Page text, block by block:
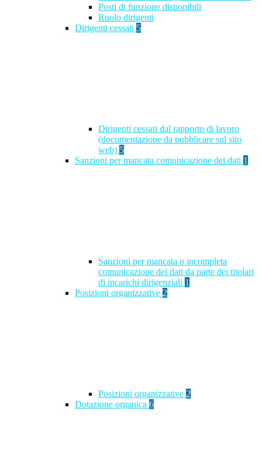
Posti di funzione disponibili
Ruolo dirigenti
Dirigenti cessati 5
Dirigenti cessati dal rapporto di lavoro
(documentazione da pubblicare sul sito
web) 5
Sanzioni per mancata comunicazione dei dati 1
Sanzioni per mancata o incompleta
comunicazione dei dati da parte dei titolari
di incarichi dirigenziali 1
Posizioni organizzative 2
Posizioni organizzative 2
Dotazione organica 6